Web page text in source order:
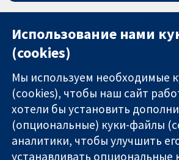
11-13 Cavendish
Использование нами
(cookies)
Мы используем необходимые
(cookies), чтобы наш сайт
хотели бы установить
(опциональные) куки-файлы
аналитики, чтобы улучшить
устанавливать опциональные